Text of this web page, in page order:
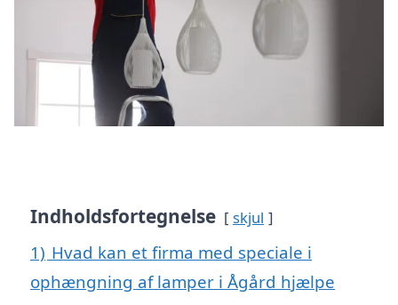
Indholdsfortegnelse skjul
1) Hvad kan et firma med speciale i
ophængning af lamper i Ågård hjælpe